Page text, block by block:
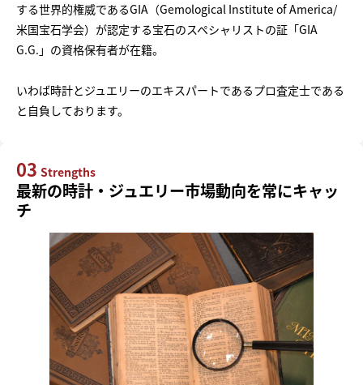
する世界的権威であるGIA（Gemological Institute of America/
米国宝石学会）が認定する宝石のスペシャリストの証「GIA
G.G.」の資格保有者が在籍。
いわば時計とジュエリーのエキスパートであるプロ査定士である
と自負しております。
03 Strengths
最新の時計・ジュエリー市場動向を常にキャッ
チ